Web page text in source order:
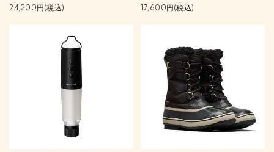
24,200円(税込)
17,600円(税込)